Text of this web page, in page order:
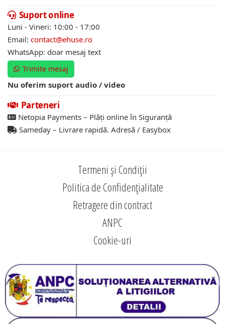
Suport online
Luni - Vineri: 10:00 - 17:00
Email: contact@ehuse.ro
WhatsApp: doar mesaj text
Trimite mesaj
Nu oferim suport audio / video
Parteneri
Netopia Payments – Plăți online în Siguranță
Sameday – Livrare rapidă. Adresă / Easybox
Termeni și Condiții
Politica de Confidențialitate
Retragere din contract
ANPC
Cookie-uri